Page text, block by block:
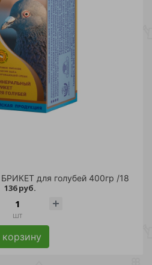
для голубей 400гр /18
136 руб.
шт
корзину